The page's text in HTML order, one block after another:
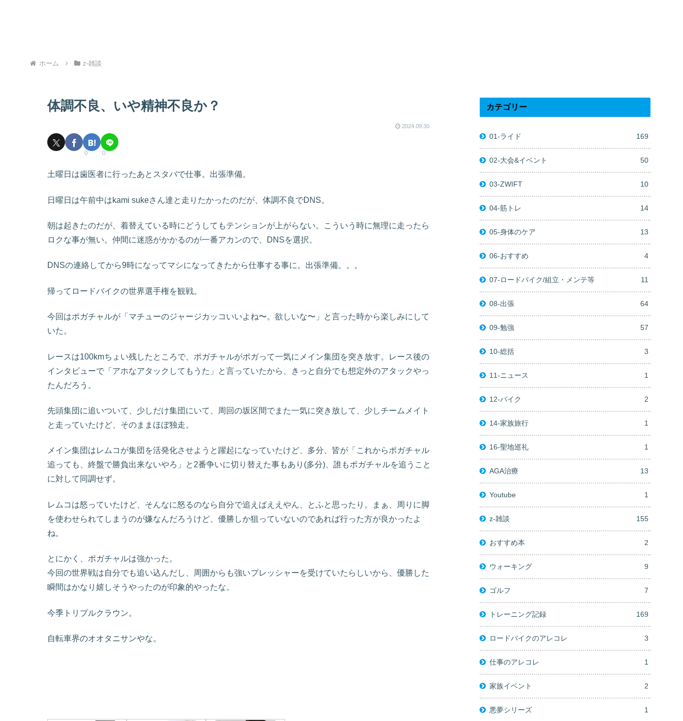
ホーム z-雑談
体調不良、いや精神不良か？
2024.09.30
0 0
土曜日は歯医者に行ったあとスタバで仕事。出張準備。
日曜日は午前中はkami sukeさん達と走りたかったのだが、体調不良でDNS。
朝は起きたのだが、着替えている時にどうしてもテンションが上がらない。こういう時に無理に走ったら
ロクな事が無い。仲間に迷惑がかかるのが一番アカンので、DNSを選択。
DNSの連絡してから9時になってマシになってきたから仕事する事に。出張準備。。。
帰ってロードバイクの世界選手権を観戦。
今回はポガチャルが「マチューのジャージカッコいいよね〜。欲しいな〜」と言った時から楽しみにして
いた。
レースは100kmちょい残したところで、ポガチャルがポガって一気にメイン集団を突き放す。レース後の
インタビューで「アホなアタックしてもうた」と言っていたから、きっと自分でも想定外のアタックやっ
たんだろう。
先頭集団に追いついて、少しだけ集団にいて、周回の坂区間でまた一気に突き放して、少しチームメイト
と走っていたけど、そのままほぼ独走。
メイン集団はレムコが集団を活発化させようと躍起になっていたけど、多分、皆が「これからポガチャル
追っても、終盤で勝負出来ないやろ」と2番争いに切り替えた事もあり(多分)、誰もポガチャルを追うこと
に対して同調せず。
レムコは怒っていたけど、そんなに怒るのなら自分で追えばええやん、とふと思ったり。まぁ、周りに脚
を使わせられてしまうのが嫌なんだろうけど、優勝しか狙っていないのであれば行った方が良かったよ
ね。
とにかく、ポガチャルは強かった。
今回の世界戦は自分でも追い込んだし、周囲からも強いプレッシャーを受けていたらしいから、優勝した
瞬間はかなり嬉しそうやったのが印象的やったな。
今季トリプルクラウン。
自転車界のオオタニサンやな。
カテゴリー
01-ライド 169
02-大会&イベント 50
03-ZWIFT 10
04-筋トレ 14
05-身体のケア 13
06-おすすめ 4
07-ロードバイク/組立・メンテ等 11
08-出張 64
09-勉強 57
10-総括 3
11-ニュース 1
12-バイク 2
14-家族旅行 1
16-聖地巡礼 1
AGA治療 13
Youtube 1
z-雑談 155
おすすめ本 2
ウォーキング 9
ゴルフ 7
トレーニング記録 169
ロードバイクのアレコレ 3
仕事のアレコレ 1
家族イベント 2
悪夢シリーズ 1